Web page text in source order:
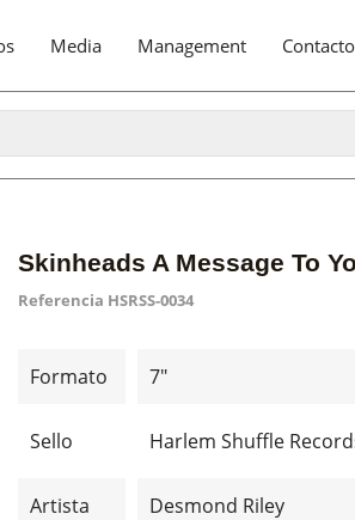
Media Management Contacto
Skinheads A Message To
Referencia HSRSS-0034
Formato 7"
Sello Harlem Shuffle
Artista Desmond Riley